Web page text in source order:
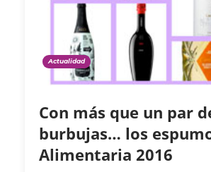
Actualidad
Con más que un par
burbujas… los
Alimentaria 2016